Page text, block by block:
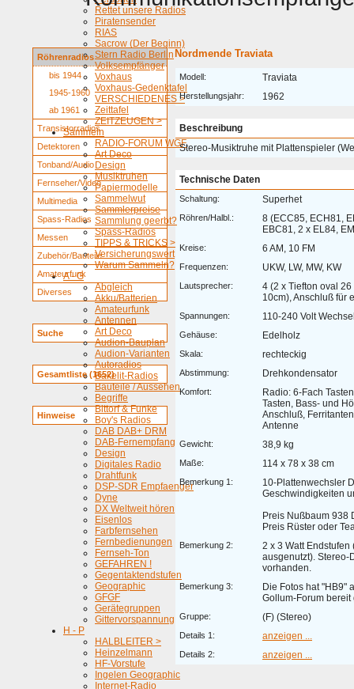
Rettet unsere Radios
Piratensender
RIAS
Sacrow (Der Beginn)
Stern Radio Berlin
Volksempfänger
Voxhaus
Voxhaus-Gedenktafel
VERSCHIEDENES >
Zeittafel
ZEITZEUGEN >
Sammeln
RADIO-FORUM WGF
Art Deco
Design
Musiktruhen
Papiermodelle
Sammelwut
Sammlerpreise
Sammlung geerbt?
Spass-Radios
TIPPS & TRICKS >
Versicherungswert
Warum Sammeln?
A - G
Abgleich
Akku/Batterien
Amateurfunk
Antennen
Art Deco
Audion-Bauplan
Audion-Varianten
Autoradios
Bakelit-Radios
Bauteile / Aussehen
Begriffe
Bittorf & Funke
Boy's Radios
DAB DAB+ DRM
DAB-Fernempfang
Design
Digitales Radio
Drahtfunk
DSP-SDR Empfaenger
Dyne
DX Weltweit hören
Eisenlos
Farbfernsehen
Fernbedienungen
Fernseh-Ton
GEFAHREN !
Gegentaktendstufen
Geographic
GFGF
Gerätegruppen
Gittervorspannung
H - P
HALBLEITER >
Heinzelmann
HF-Vorstufe
Ingelen Geographic
Internet-Radio
Röhrenradios
bis 1944
1945-1960
ab 1961
Transistorradios
Detektoren
Tonband/Audio
Fernseher/Video
Multimedia
Spass-Radios
Messen
Zubehör/Bauteile
Amateurfunk
Diverses
Suche
Gesamtliste (1652)
Hinweise
Nordmende Traviata
Modell: Traviata
Herstellungsjahr: 1962
Beschreibung
Stereo-Musiktruhe mit Plattenspieler
Technische Daten
Schaltung: Superhet
Röhren/Halbl.:
8 (ECC85, ECH81,
EBC81, 2 x EL84,
Kreise: 6 AM, 10 FM
Frequenzen: UKW, LW, MW, KW
Lautsprecher:
4 (2 x Tiefton oval
10cm), Anschluß für
Spannungen: 110-240 Volt
Gehäuse: Edelholz
Skala: rechteckig
Abstimmung: Drehkondensator
Komfort:
Radio: 6-Fach
Tasten, Bass- und
Anschluß,
Antenne
Gewicht: 38,9 kg
Maße: 114 x 78 x 38 cm
Bemerkung 1:
10-Plattenwechsler
Geschwindigkeiten
Preis Nußbaum 938
Preis Rüster oder
Bemerkung 2:
2 x 3 Watt
ausgenutzt). Stereo-
vorhanden.
Bemerkung 3:
Die Fotos hat "HB9"
Gollum-Forum bereit
Gruppe: (F) (Stereo)
Details 1: anzeigen ...
Details 2: anzeigen ...